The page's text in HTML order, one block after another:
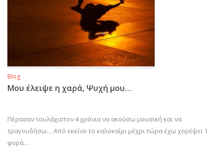
Blog
Μου έλειψε η χαρά, Ψυχή μου…
Πέρασαν τουλάχιστον 4 χρόνια να ακούσω μουσική και να
τραγουδήσω… Από εκείνο το καλοκαίρι μέχρι τώρα έχω χορέψει 1
φορά…